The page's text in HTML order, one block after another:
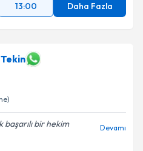
13:00 Daha Fazla
başarılı bir hekim
Devamı